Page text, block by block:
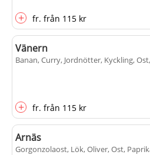
+ fr. från 115 kr
Vänern
Banan, Curry, Jordnötter, Kyckling,
+ fr. från 115 kr
Arnäs
Gorgonzolaost, Lök, Oliver, Ost,